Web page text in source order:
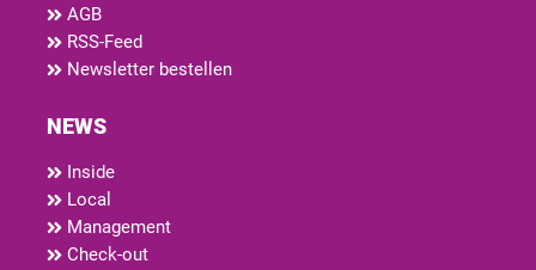
AGB
RSS-Feed
Newsletter bestellen
NEWS
Inside
Local
Management
Check-out